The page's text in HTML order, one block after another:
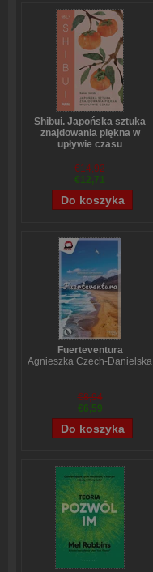
Shibui. Japońska sztuka
znajdowania piękna w
upływie czasu
€14,92
€12,71
Fuerteventura
Agnieszka Czech-Danielska
€8,94
€6,59